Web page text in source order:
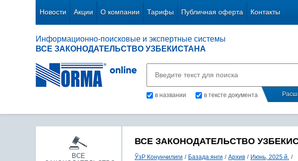
Новости Акции О компании Тарифы Публичная оферта Контакты
Информационно-поисковые и экспертные системы
ВСЕ ЗАКОНОДАТЕЛЬСТВО УЗБЕКИСТАНА
в названии в тексте документа
ВСЕ
ВСЕ ЗАКОНОДАТЕЛЬСТВО
ЎзР Конунчилиги / Базада янги / Архив / Июнь, 2025 й. /